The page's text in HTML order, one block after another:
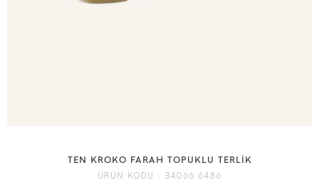
TEN KROKO FARAH TOPUKLU TERLİK
ÜRÜN KODU : 34066 6486